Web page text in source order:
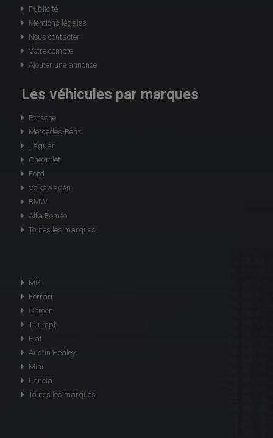
Publicité
Mentions légales
Nous contacter
Votre compte
Ajouter une annonce
Les véhicules par marques
Porsche
Mercedes-Benz
Jaguar
Chevrolet
Ford
Volkswagen
BMW
Alfa Roméo
Toutes les marques
MG
Ferrari
Citroen
Triumph
Fiat
Austin Healey
Mini
Lancia
Toutes les marques